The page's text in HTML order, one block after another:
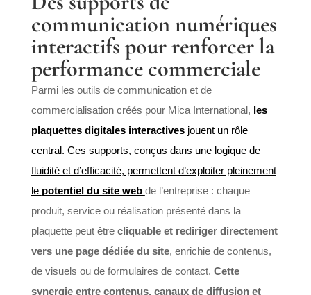
communication numériques
interactifs pour renforcer la
performance commerciale
Parmi les outils de communication et de
commercialisation créés pour Mica International, les
plaquettes digitales interactivesjouent un rôle
central. Ces supports, conçus dans une logique de
fluidité et d’efficacité, permettent d’exploiter pleinement
le potentiel du site web de l’entreprise : chaque
produit, service ou réalisation présenté dans la
plaquette peut être cliquable et rediriger directement
vers une page dédiée du site, enrichie de contenus,
de visuels ou de formulaires de contact. Cette
synergie entre contenus, canaux de diffusion et